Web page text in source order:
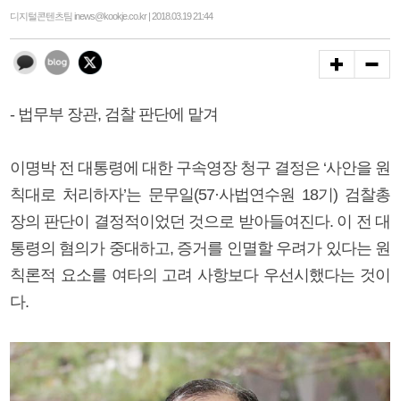
디지털콘텐츠팀 inews@kookje.co.kr | 2018.03.19 21:44
- 법무부 장관, 검찰 판단에 맡겨
이명박 전 대통령에 대한 구속영장 청구 결정은 ‘사안을 원
칙대로 처리하자’는 문무일(57·사법연수원 18기) 검찰총
장의 판단이 결정적이었던 것으로 받아들여진다. 이 전 대
통령의 혐의가 중대하고, 증거를 인멸할 우려가 있다는 원
칙론적 요소를 여타의 고려 사항보다 우선시했다는 것이
다.